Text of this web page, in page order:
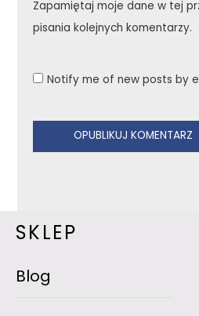
Zapamiętaj moje dane w tej
pisania kolejnych komentarzy.
Notify me of new posts by
SKLEP
Blog